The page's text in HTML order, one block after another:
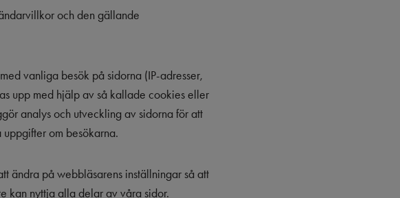
och den gällande
vanliga besök på sidorna (IP-adresser,
upp med hjälp av så kallade cookies eller
analys och utveckling av sidorna för att
om besökarna.
ändra på webbläsarens inställningar så att
kan nyttja alla delar av våra sidor.